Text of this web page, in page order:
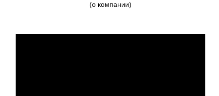
(о компании)